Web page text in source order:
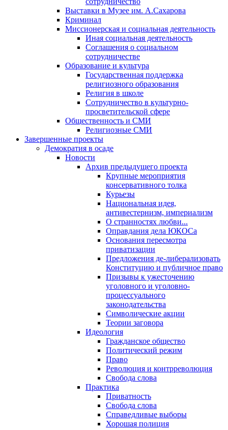
Выставки в Музее им. А.Сахарова
Криминал
Миссионерская и социальная деятельность
Иная социальная деятельность
Соглашения о социальном
сотрудничестве
Образование и культура
Государственная поддержка
религиозного образования
Религия в школе
Сотрудничество в культурно-
просветительской сфере
Общественность и СМИ
Религиозные СМИ
Завершенные проекты
Демократия в осаде
Новости
Архив предыдущего проекта
Крупные мероприятия
консервативного толка
Курьезы
Национальная идея,
антивестернизм, империализм
О странностях любви...
Оправдания дела ЮКОСа
Основания пересмотра
приватизации
Предложения де-либерализовать
Конституцию и публичное право
Призывы к ужесточению
уголовного и уголовно-
процессуального
законодательства
Символические акции
Теории заговора
Идеология
Гражданское общество
Политический режим
Право
Революция и контрреволюция
Свобода слова
Практика
Приватность
Свобода слова
Справедливые выборы
Хорошая полиция